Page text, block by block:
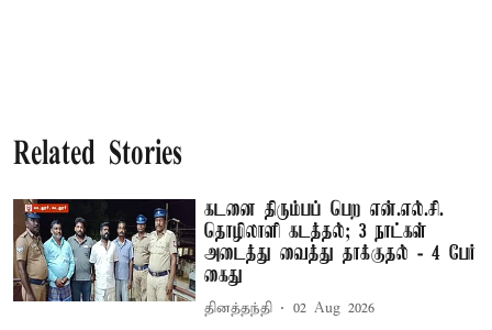
Related Stories
கடனை திரும்பப் பெற என்.எல்.சி.
தொழிலாளி கடத்தல்; 3 நாட்கள்
அடைத்து வைத்து தாக்குதல் - 4 பேர்
கைது
தினத்தந்தி 02 Aug 2026